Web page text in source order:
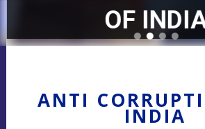
OF
ANTI
INDIA